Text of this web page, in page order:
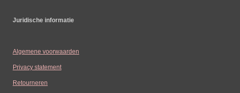
Juridische informatie
Algemene voorwaarden
Privacy statement
Retourneren